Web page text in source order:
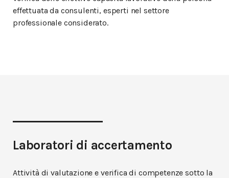
effettuata da consulenti, esperti nel settore
professionale considerato.
Laboratori di accertamento
Attività di valutazione e verifica di competenze sotto la